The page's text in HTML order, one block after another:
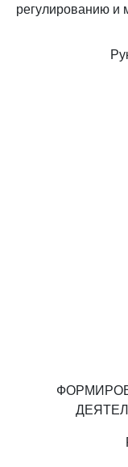
регулированию и